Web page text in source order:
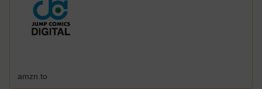
amzn.to